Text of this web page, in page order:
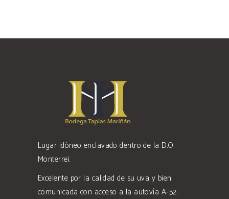
Lugar idóneo enclavado dentro de la D.O.
Monterrei.
Excelente por la calidad de su uva y bien
comunicada con acceso a la autovía A-52.